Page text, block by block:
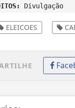
Divulgação
ELEICOES